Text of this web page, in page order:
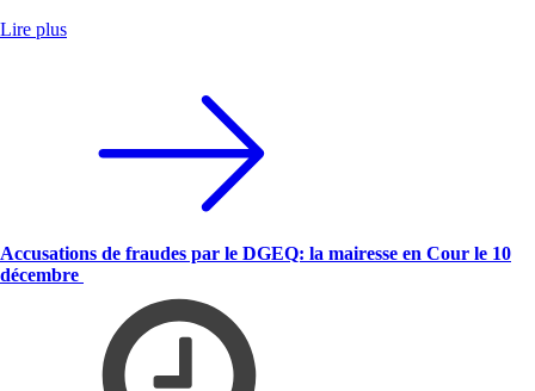
Lire plus
Accusations de fraudes par le DGEQ: la mairesse en Cour le 10
décembre